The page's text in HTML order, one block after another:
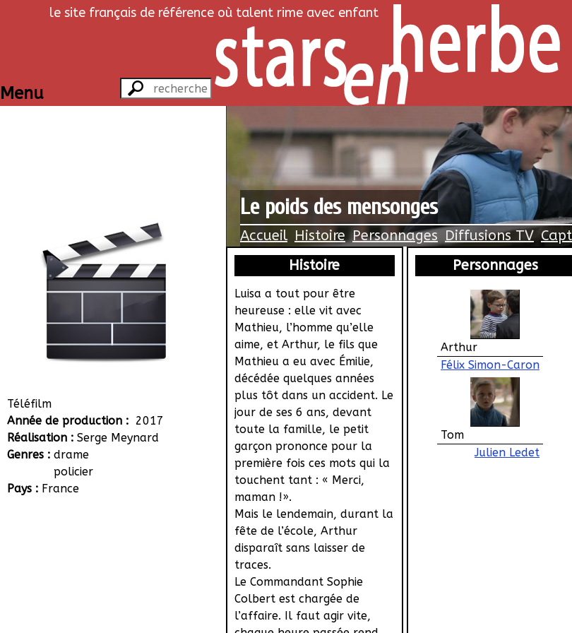
le site français de référence où talent rime avec enfant
Menu
Téléfilm
Année de production : 2017
Réalisation : Serge Meynard
Genres : drame
policier
Pays : France
Le poids des mensonges
Accueil Histoire Personnages Diffusions TV
Histoire
Luisa a tout pour être
heureuse : elle vit avec
Mathieu, l’homme qu’elle
aime, et Arthur, le fils que
Mathieu a eu avec Émilie,
décédée quelques années
plus tôt dans un accident. Le
jour de ses 6 ans, devant
toute la famille, le petit
garçon prononce pour la
première fois ces mots qui la
touchent tant : « Merci,
maman !».
Mais le lendemain, durant la
fête de l’école, Arthur
disparaît sans laisser de
traces.
Le Commandant Sophie
Colbert est chargée de
l’affaire. Il faut agir vite,
Personnages
Arthur
Félix Simon-Caron
Tom
Julien Ledet